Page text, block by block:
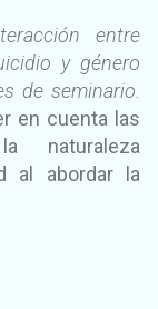
entre
y género
de seminario.
en cuenta las
naturaleza
al abordar la